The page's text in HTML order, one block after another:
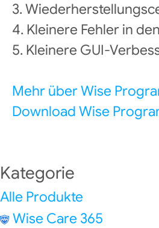
3.
4. Kleinere Fehler in
5. Kleinere GUI-
Mehr über Wise
Download Wise
Kategorie
Alle Produkte
Wise Care 365